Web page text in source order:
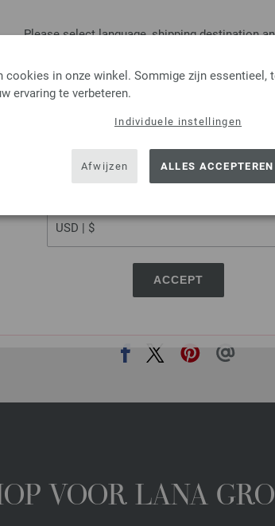
Please select language, shipping destination
SHIPPING TO
USA - The United States of America
ACCEPT
cookies in onze winkel. Sommige zijn essentieel,
ervaring te verbeteren.
Individuele instellingen
Afwijzen ALLES ACCEPTEREN
Haaknaald
Haaknaald
Op mijn
VOOR LANA